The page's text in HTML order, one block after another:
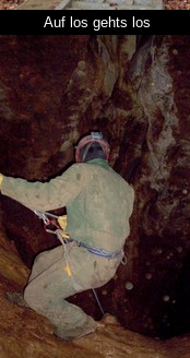
Auf los gehts los